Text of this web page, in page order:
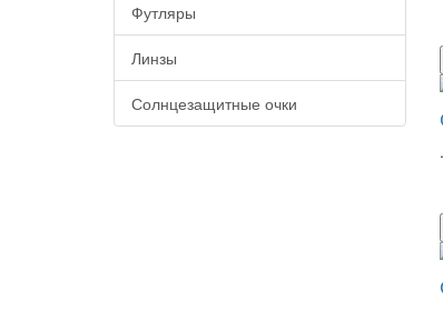
Футляры
Линзы
Солнцезащитные очки